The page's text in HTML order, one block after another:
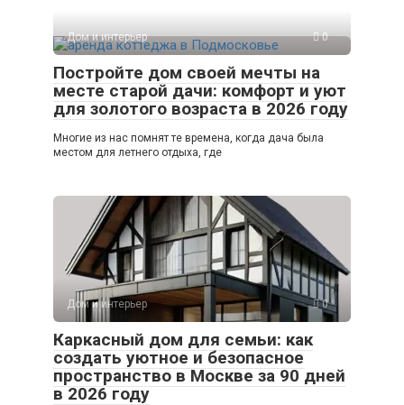
Дом и интерьер 0
Постройте дом своей мечты на
месте старой дачи: комфорт и уют
для золотого возраста в 2026 году
Многие из нас помнят те времена, когда дача была
местом для летнего отдыха, где
Дом и интерьер 0
Каркасный дом для семьи: как
создать уютное и безопасное
пространство в Москве за 90 дней
в 2026 году